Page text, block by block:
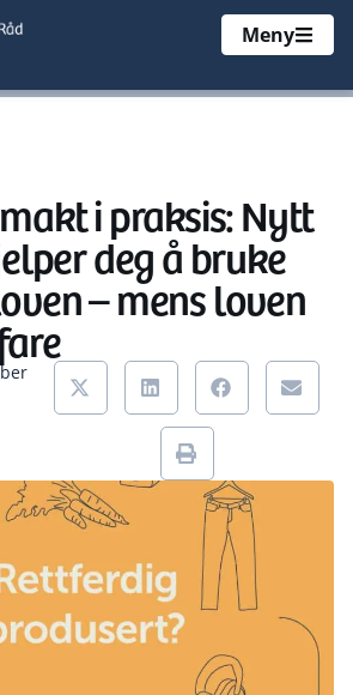
Meny
i praksis: Nytt
deg å bruke
– mens loven